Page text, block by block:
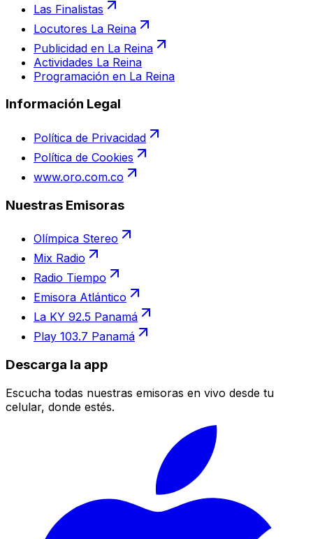
Las Finalistas
Locutores La Reina
Publicidad en La Reina
Actividades La Reina
Programación en La Reina
Información Legal
Política de Privacidad
Política de Cookies
www.oro.com.co
Nuestras Emisoras
Olímpica Stereo
Mix Radio
Radio Tiempo
Emisora Atlántico
La KY 92.5 Panamá
Play 103.7 Panamá
Descarga la app
Escucha todas nuestras emisoras en vivo desde tu
celular, donde estés.